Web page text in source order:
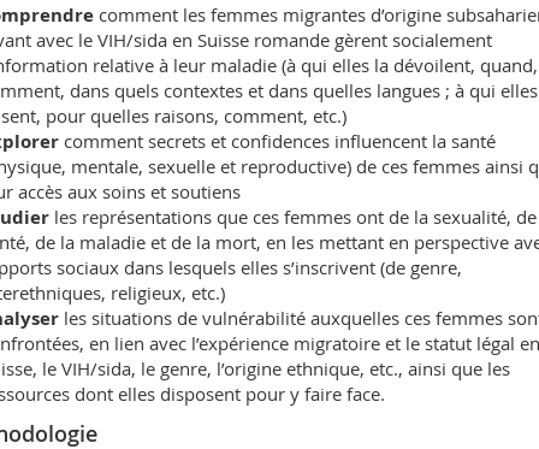
comment les femmes migrantes d’origine
avec le VIH/sida en Suisse romande gèrent socialement
relative à leur maladie (à qui elles la dévoilent, quand,
dans quels contextes et dans quelles langues ; à qui
pour quelles raisons, comment, etc.)
comment secrets et confidences influencent la santé
mentale, sexuelle et reproductive) de ces femmes ainsi
accès aux soins et soutiens
les représentations que ces femmes ont de la sexualité,
de la maladie et de la mort, en les mettant en perspective
sociaux dans lesquels elles s’inscrivent (de genre,
religieux, etc.)
les situations de vulnérabilité auxquelles ces femmes
en lien avec l’expérience migratoire et le statut légal en
le VIH/sida, le genre, l’origine ethnique, etc., ainsi que les
dont elles disposent pour y faire face.